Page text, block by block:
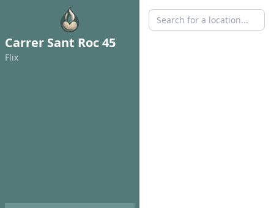
Carrer Sant Roc 45
Flix